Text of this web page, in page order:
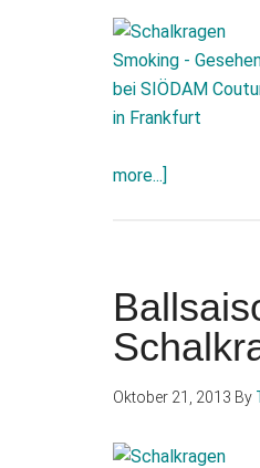
more...]
–
vom
führenden
Label
Oktober 21, 2013 By